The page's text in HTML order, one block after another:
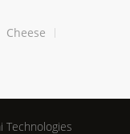
Cheese
Technologies